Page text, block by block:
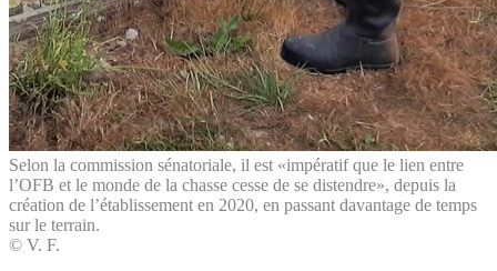
Selon la commission sénatoriale, il est «impératif que le lien entre
l’OFB et le monde de la chasse cesse de se distendre», depuis la
création de l’établissement en 2020, en passant davantage de temps
sur le terrain.
© V. F.